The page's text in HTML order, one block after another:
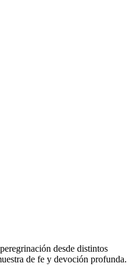
desde distintos
de fe y devoción profunda.